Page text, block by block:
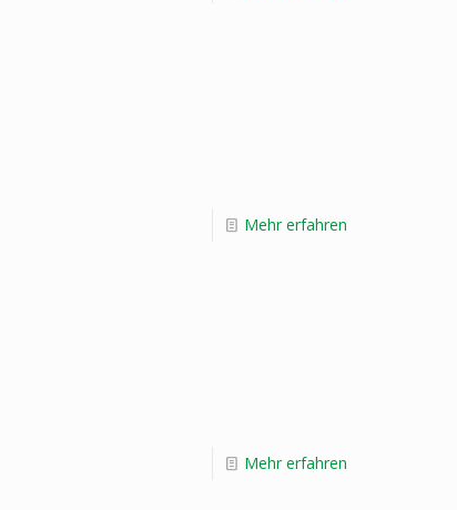
Mehr erfahren
Mehr erfahren